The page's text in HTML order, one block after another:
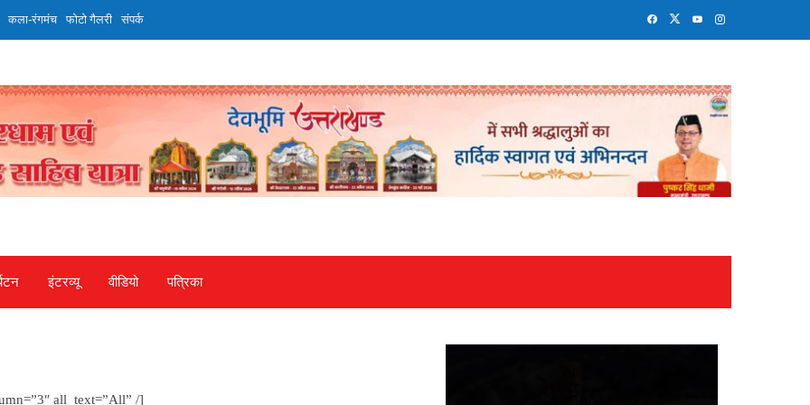
कला-रंगमंच फोटो गैलरी संपर्क
इंटरव्‍यू वीडियो पत्रिका
all_text=”All” /]